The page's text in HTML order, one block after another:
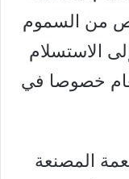
من السموم
الاستسلام
خصوصا في
المصنعة